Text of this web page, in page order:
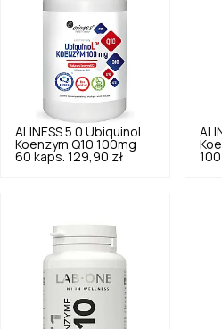
ALINESS 5.0 Ubiquinol
Koenzym Q10 100mg
60 kaps. 129,90 zł
100